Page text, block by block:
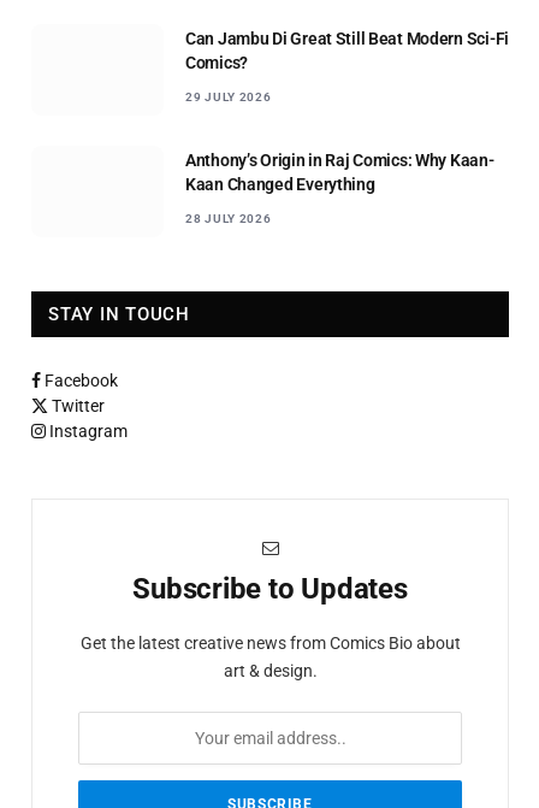
Can Jambu Di Great Still Beat Modern Sci-Fi
Comics?
29 JULY 2026
Anthony’s Origin in Raj Comics: Why Kaan-
Kaan Changed Everything
28 JULY 2026
STAY IN TOUCH
Facebook
Twitter
Instagram
Subscribe to Updates
Get the latest creative news from Comics Bio about
art & design.